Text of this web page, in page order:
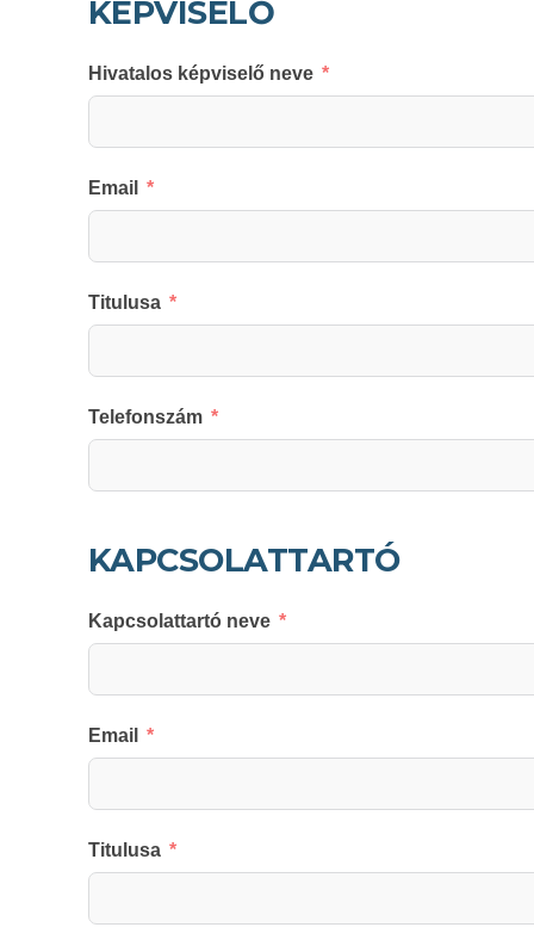
KÉPVISELŐ
Hivatalos képviselő neve
Email
Titulusa
Telefonszám
KAPCSOLATTARTÓ
Kapcsolattartó neve
Email
Titulusa